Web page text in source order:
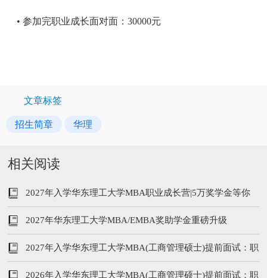
• 参加完职业成长面对面：30000元
文章标签
招生简章 华理
相关阅读
2027年入学华东理工大学MBA职业成长营|5万奖学金等你
来拿
2027年华东理工大学MBA/EMBA奖助学金重磅升级
2027年入学华东理工大学MBA(工商管理硕士)提前面试：职
业成长营
2026年入学华东理工大学MBA(工商管理硕士)提前面试：职